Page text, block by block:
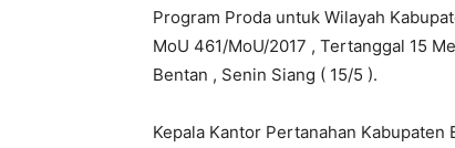
Program Proda untuk Wilayah
MoU 461/MoU/2017 , Tertanggal 15
Bentan , Senin Siang ( 15/5 ).
Kepala Kantor Pertanahan